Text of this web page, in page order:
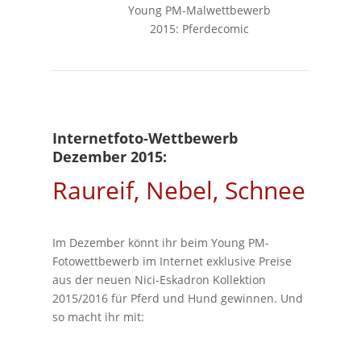
Young PM-Malwettbewerb
2015: Pferdecomic
Internetfoto-Wettbewerb
Dezember 2015:
Raureif, Nebel, Schnee
Im Dezember könnt ihr beim Young PM-
Fotowettbewerb im Internet exklusive Preise
aus der neuen Nici-Eskadron Kollektion
2015/2016 für Pferd und Hund gewinnen. Und
so macht ihr mit: